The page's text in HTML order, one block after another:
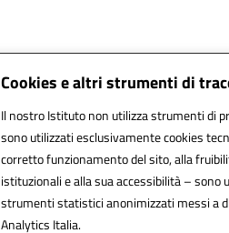
Cookies e altri strumenti di
Il nostro Istituto non utilizza strumenti di
sono utilizzati esclusivamente cookies
corretto funzionamento del sito, alla
istituzionali e alla sua accessibilità – sono
strumenti statistici anonimizzati messi a
Analytics Italia.